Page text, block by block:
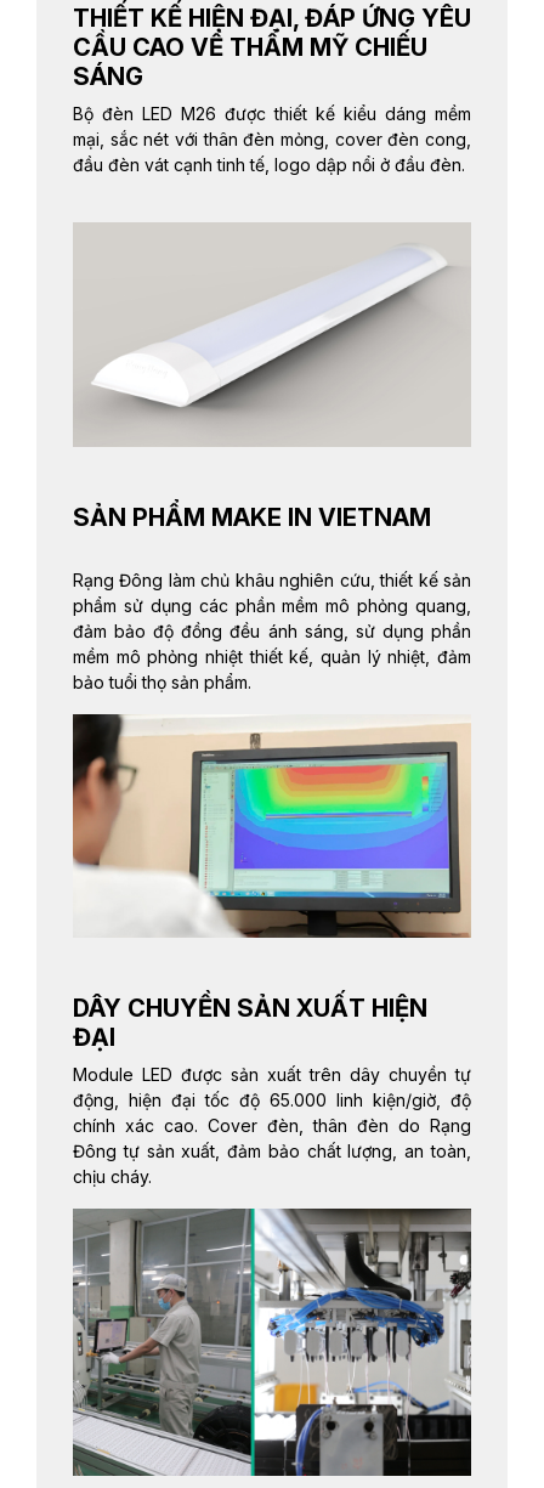
THIẾT KẾ HIỆN ĐẠI, ĐÁP ỨNG YÊU
CẦU CAO VỀ THẨM MỸ CHIẾU
SÁNG
Bộ đèn LED M26 được thiết kế kiểu dáng mềm
mại, sắc nét với thân đèn mỏng, cover đèn cong,
đầu đèn vát cạnh tinh tế, logo dập nổi ở đầu đèn.
SẢN PHẨM MAKE IN VIETNAM
Rạng Đông làm chủ khâu nghiên cứu, thiết kế sản
phẩm sử dụng các phần mềm mô phỏng quang,
đảm bảo độ đồng đều ánh sáng, sử dụng phần
mềm mô phỏng nhiệt thiết kế, quản lý nhiệt, đảm
bảo tuổi thọ sản phẩm.
DÂY CHUYỀN SẢN XUẤT HIỆN
ĐẠI
Module LED được sản xuất trên dây chuyền tự
động, hiện đại tốc độ 65.000 linh kiện/giờ, độ
chính xác cao. Cover đèn, thân đèn do Rạng
Đông tự sản xuất, đảm bảo chất lượng, an toàn,
chịu cháy.